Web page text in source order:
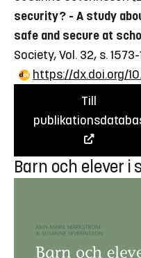
security? - A study
safe and secure at
Society, Vol. 32, s.
https://dx.doi.org/
Till
Barn och elever